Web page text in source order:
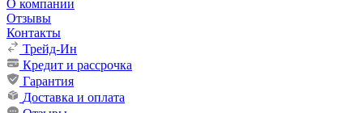
О компании
Отзывы
Контакты
Трейд-Ин
Кредит и рассрочка
Гарантия
Доставка и оплата